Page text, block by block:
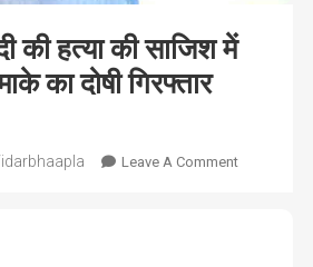
की हत्या की साजिश में
का दोषी गिरफ्तार
Leave A CommentOn